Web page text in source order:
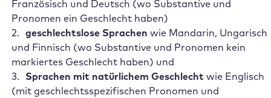
Französisch und Deutsch (wo Substantive und
Pronomen ein Geschlecht haben)
geschlechtslose Sprachen wie Mandarin, Ungarisch
und Finnisch (wo Substantive und Pronomen kein
markiertes Geschlecht haben) und
Sprachen mit natürlichem Geschlecht wie Englisch
(mit geschlechtsspezifischen Pronomen und